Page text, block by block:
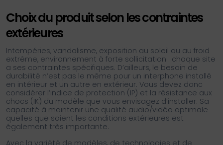
Choix du produit selon les contraintes
extérieures
Intempéries, vandalisme, exposition au soleil ou au froid
extrême, environnement à forte sollicitation : chaque site
a ses contraintes spécifiques. D’ailleurs, le besoin de
durabilité n’est pas le même pour un interphone installé
en intérieur et un autre en extérieur. Vous devez donc
considérer l’indice de protection (IP) et la résistance aux
chocs (IK) du modèle que vous envisagez d’installer. Sa
capacité à maintenir une qualité audio/vidéo optimale
quelles que soient les conditions extérieures est
également très importante.